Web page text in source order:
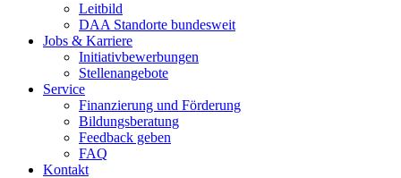
Leitbild
DAA Standorte bundesweit
Jobs & Karriere
Initiativbewerbungen
Stellenangebote
Service
Finanzierung und Förderung
Bildungsberatung
Feedback geben
FAQ
Kontakt